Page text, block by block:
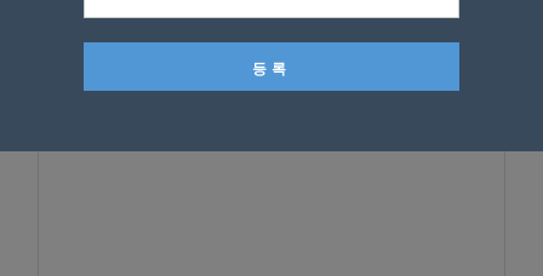
이메일 주소는 공개되지 않습니다. 필수 필드는*로 표시됩니